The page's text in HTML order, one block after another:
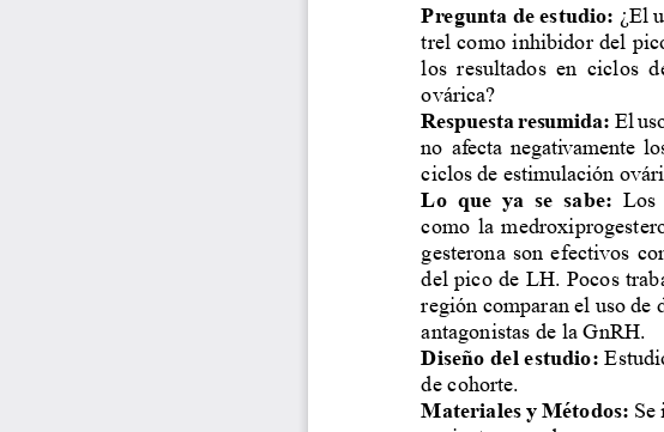
Pregunta de estudio: ¿El
trel como inhibidor del
los  resultados  en  ciclos
ovárica?
Respuesta resumida: El
no  afecta  negativamente
ciclos de estimulación
Lo  que  ya  se  sabe:
Los
como  la
gesterona  son  efectivos
del pico de LH. Pocos
región comparan el uso de
antagonistas de la GnRH.
Diseño del estudio:
de cohorte.
Materiales y Métodos: Se